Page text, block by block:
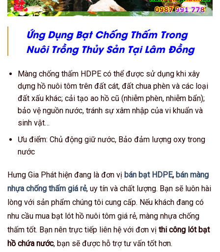
Ứng Dụng Bạt Chống Thấm Trong
Nuôi Trồng Thủy Sản Tại Lâm Đồng
Màng chống thấm HDPE có thể được sử dụng khi xây
dựng hồ nuôi tôm trên đất cát, đất chua phèn và các loại
đất xấu khác; cải tạo ao hồ cũ (nhiễm phèn, nhiễm bẩn);
bảo vệ nguồn nước, tránh sự xâm nhập của vi khuẩn và
sinh vật…
Ưu điểm: Chủ động giữ nước, Bảo đảm lượng oxy trong
nước
Hưng Gia Phát hiện đang là đơn vị bán bạt HDPE, bán màng
nhựa chống thấm giá rẻ, uy tín và chất lượng. Bạn sẽ luôn hài
lòng với sản phẩm chúng tôi cung cấp. Nếu khách đang có
nhu cầu mua bạt lót hồ nuôi tôm giá rẻ, màng nhựa chống
thấm tốt. Bạn nên trực tiếp liên hệ với đơn vị thi công lót bạt
hồ chứa nước, bạn sẽ được hỗ trợ tư vấn tốt hơn.